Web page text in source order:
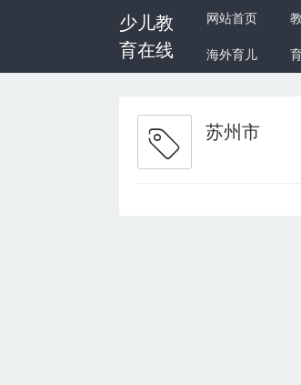
少儿教
育在线
网站首页
海外育儿
苏州市